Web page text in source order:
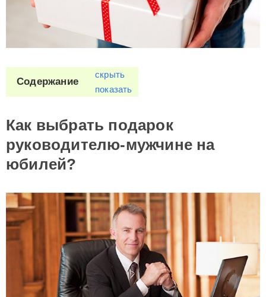
Содержание
скрыть
показать
Как выбрать подарок
руководителю-мужчине на
юбилей?